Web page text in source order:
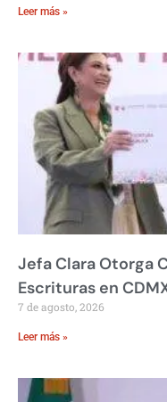
Leer más »
Jefa Clara Otorga
Escrituras en
7 de agosto, 2026
Leer más »